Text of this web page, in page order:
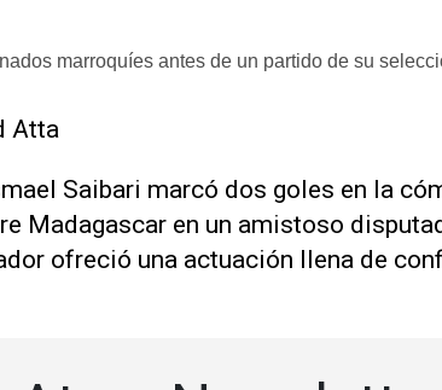
marroquíes antes de un partido de su
Atta
Saibari marcó dos goles en la
Madagascar en un amistoso
ofreció una actuación llena de